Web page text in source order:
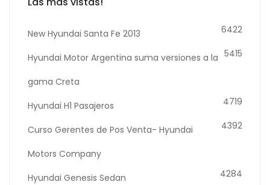
New Hyundai Santa Fe 2013 6422
Hyundai Motor Argentina suma versiones a la
gama Creta
5415
Hyundai H1 Pasajeros 4719
Curso Gerentes de Pos Venta- Hyundai
Motors Company
4392
Hyundai Genesis Sedan 4284